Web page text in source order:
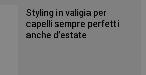
Styling in valigia per
capelli sempre perfetti
anche d’estate